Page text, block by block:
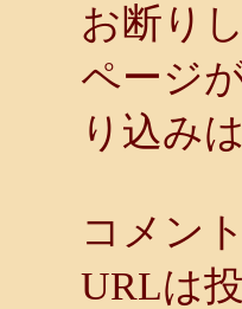
お断り
ページ
り込み
コメン
URLは